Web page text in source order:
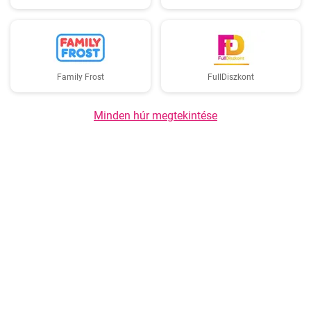
Family Frost FullDiszkont
Minden húr megtekintése